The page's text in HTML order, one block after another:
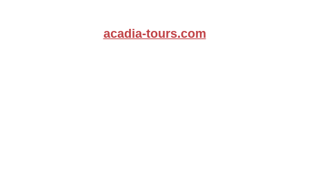
acadia-tours.com